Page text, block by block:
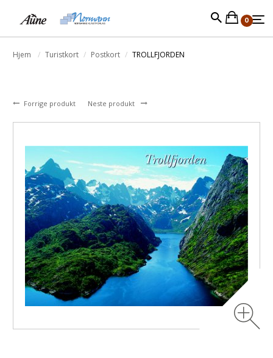
0
Hjem Turistkort Postkort TROLLFJORDEN
Forrige produkt Neste produkt